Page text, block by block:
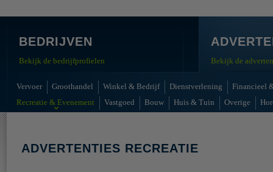
BEDRIJVEN
Bekijk de bedrijfprofielen Bekijk de
Vervoer Groothandel Winkel & Bedrijf Dienstverlening
Financieel
Recreatie & Evenement
Vastgoed Bouw Huis & Tuin Overige
ADVERTENTIES RECREATIE